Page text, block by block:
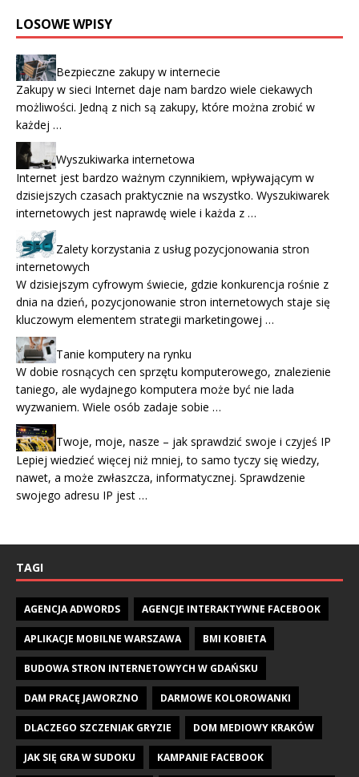
LOSOWE WPISY
Bezpieczne zakupy w internecie
Zakupy w sieci Internet daje nam bardzo wiele ciekawych
możliwości. Jedną z nich są zakupy, które można zrobić w
każdej …
Wyszukiwarka internetowa
Internet jest bardzo ważnym czynnikiem, wpływającym w
dzisiejszych czasach praktycznie na wszystko. Wyszukiwarek
internetowych jest naprawdę wiele i każda z …
Zalety korzystania z usług pozycjonowania stron
internetowych
W dzisiejszym cyfrowym świecie, gdzie konkurencja rośnie z
dnia na dzień, pozycjonowanie stron internetowych staje się
kluczowym elementem strategii marketingowej …
Tanie komputery na rynku
W dobie rosnących cen sprzętu komputerowego, znalezienie
taniego, ale wydajnego komputera może być nie lada
wyzwaniem. Wiele osób zadaje sobie …
Twoje, moje, nasze – jak sprawdzić swoje i czyjeś IP
Lepiej wiedzieć więcej niż mniej, to samo tyczy się wiedzy,
nawet, a może zwłaszcza, informatycznej. Sprawdzenie
swojego adresu IP jest …
TAGI
AGENCJA ADWORDS AGENCJE INTERAKTYWNE FACEBOOK
APLIKACJE MOBILNE WARSZAWA BMI KOBIETA
BUDOWA STRON INTERNETOWYCH W GDAŃSKU
DAM PRACĘ JAWORZNO DARMOWE KOLOROWANKI
DLACZEGO SZCZENIAK GRYZIE DOM MEDIOWY KRAKÓW
JAK SIĘ GRA W SUDOKU KAMPANIE FACEBOOK